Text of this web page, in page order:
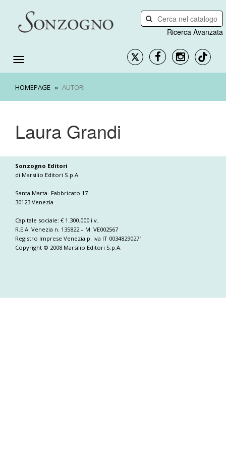
Ricerca Avanzata
HOMEPAGE AUTORI
Laura Grandi
Sonzogno Editori
di Marsilio Editori S.p.A.
Santa Marta- Fabbricato 17
30123 Venezia
Capitale sociale: € 1.300.000 i.v.
R.E.A. Venezia n. 135822 – M. VE002567
Registro Imprese Venezia p. iva IT 00348290271
Copyright © 2008 Marsilio Editori S.p.A.